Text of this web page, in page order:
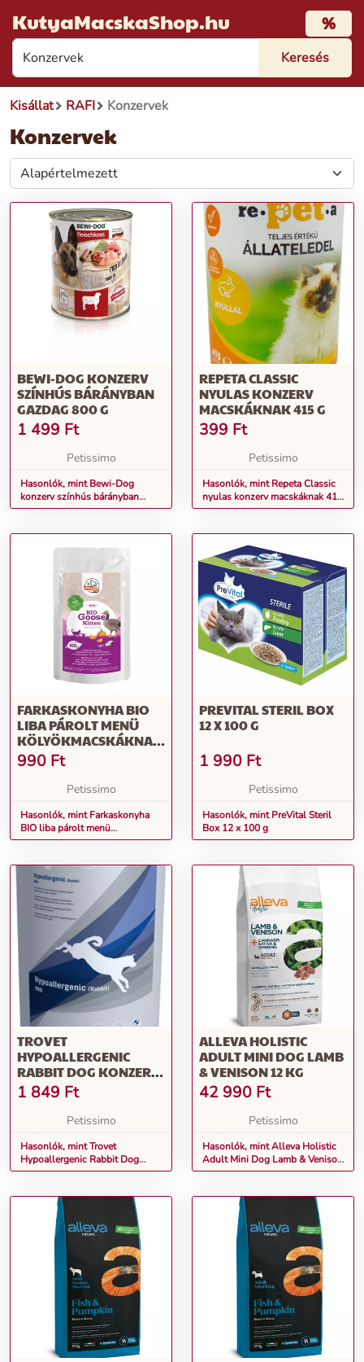
KutyaMacskaShop.hu %
Kisállat RAFI Konzervek
Konzervek
BEWI-DOG KONZERV
SZÍNHÚS BÁRÁNYBAN
GAZDAG 800 G
1 499 Ft
Petissimo
Hasonlók, mint Bewi-Dog
konzerv színhús bárányban
gazdag 800 g
REPETA CLASSIC
NYULAS KONZERV
MACSKÁKNAK 415 G
399 Ft
Petissimo
Hasonlók, mint Repeta Classic
nyulas konzerv macskáknak 415
g
FARKASKONYHA BIO
LIBA PÁROLT MENÜ
KÖLYÖKMACSKÁKNAK
100 G
990 Ft
Petissimo
Hasonlók, mint Farkaskonyha
BIO liba párolt menü
kölyökmacskáknak 100 g
PREVITAL STERIL BOX
12 X 100 G
1 990 Ft
Petissimo
Hasonlók, mint PreVital Steril
Box 12 x 100 g
TROVET
HYPOALLERGENIC
RABBIT DOG KONZERV
(RRD) 400 G
1 849 Ft
Petissimo
Hasonlók, mint Trovet
Hypoallergenic Rabbit Dog
Konzerv (RRD) 400 g
ALLEVA HOLISTIC
ADULT MINI DOG LAMB
& VENISON 12 KG
42 990 Ft
Petissimo
Hasonlók, mint Alleva Holistic
Adult Mini Dog Lamb & Venison
12 kg